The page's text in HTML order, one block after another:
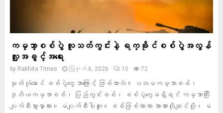
ကမ္ဘာ့စစ်ပွဲ လူသတ်ကွင်းနဲ့ ရက္ခိုင်စစ်ပွဲအလွန်
လူ့အခွင့်အရေး
by Rakhita Times ဩဂုတ် 6, 2026 10 72
မုတ်သုံမောင် စစ်ပွဲတွေ ဘာကြောင့် ဖြစ်တာလဲ။ ပထမကမ္ဘာစစ်၊
ဒုတိယကမ္ဘာစစ်၊ ပြည်တွင်းစစ်၊ စစ်ပွဲတွေမရှိရင် ကမ္ဘာကြီး
ပျက်စီးသွားမှာလား။ မပျက်စီးပါဘူး။ စစ်ဖြစ်တာဟာ အာဏာလိုချင်လို့၊ မ